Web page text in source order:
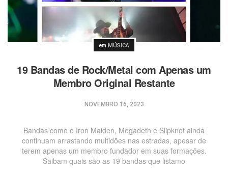
Postado
em MÚSICA
19 Bandas de Rock/Metal com Apenas um
Membro Original Restante
NOVEMBRO 16, 2023
Bandas como o Iron Maiden, Megadeth e Slipknot ainda
continuam arrastando multidões nas estradas, apesar de
terem apenas um membro fundador em suas formações.
Saibam quais são as 19 bandas que listamo